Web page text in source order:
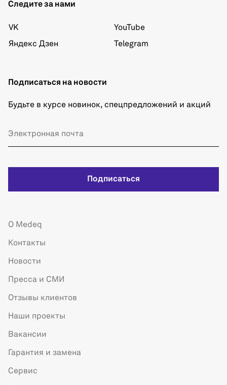
Следите за нами
VK
Яндекс Дзен
YouTube
Telegram
Подписаться на новости
Будьте в курсе новинок, спецпредложений и акций
Подписаться
О Medeq
Контакты
Новости
Пресса и СМИ
Отзывы клиентов
Наши проекты
Вакансии
Гарантия и замена
Сервис